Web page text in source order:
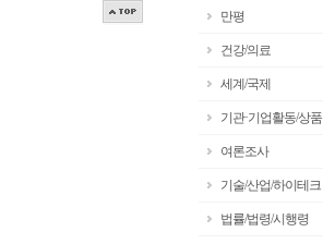
만평
건강/의료
세계/국제
기관·기업활동/상품
여론조사
기술/산업/하이테크
법률/법령/시행령